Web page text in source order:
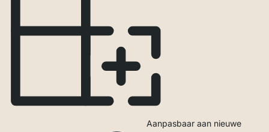
Aanpasbaar aan nieuwe